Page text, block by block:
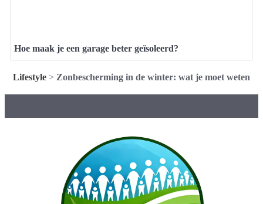
Hoe maak je een garage beter geïsoleerd?
Lifestyle > Zonbescherming in de winter: wat je moet weten